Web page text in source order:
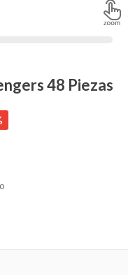
48 Piezas